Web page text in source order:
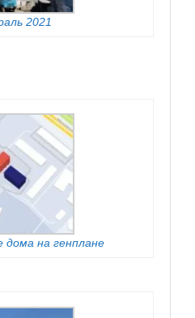
2021
дома на генплане